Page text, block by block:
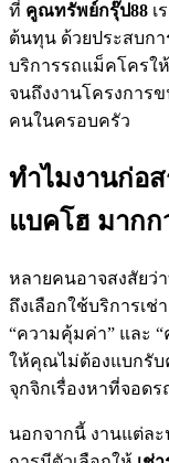
ที่ คูณทรัพย์กรุ๊ป88 เ
ต้นทุน ด้วยประสบกา
บริการรถแม็คโครใ
จนถึงงานโครงกา
คนในครอบครัว
ทำไมงานก่อ
แบคโฮ มาก
หลายคนอาจสงสัยว่
ถึงเลือกใช้บริการเ
“ความคุ้มค่า” และ
ให้คุณไม่ต้องแบกรับ
จุกจิกเรื่องหาที่จอดร
นอกจากนี้ งานแต่ละ